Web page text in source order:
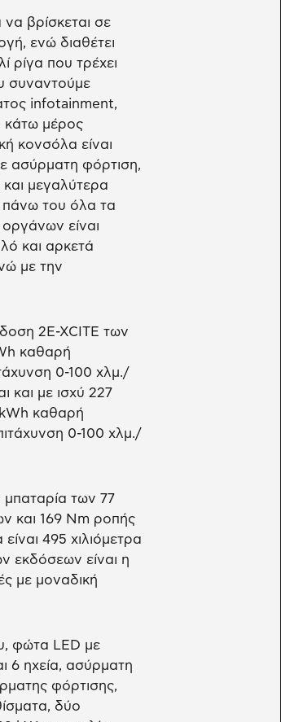
να βρίσκεται σε
ενώ διαθέτει
ρίγα που τρέχει
συναντούμε
infotainment,
κάτω μέρος
κονσόλα είναι
ασύρματη φόρτιση,
μεγαλύτερα
πάνω του όλα τα
είναι
και αρκετά
με την
2E-XCITE των
καθαρή
0-100 χλμ./
και με ισχύ 227
καθαρή
0-100 χλμ./
μπαταρία των 77
και 169 Nm ροπής
495 χιλιόμετρα
εκδόσεων είναι η
με μοναδική
φώτα LED με
6 ηχεία, ασύρματη
φόρτισης,
δύο